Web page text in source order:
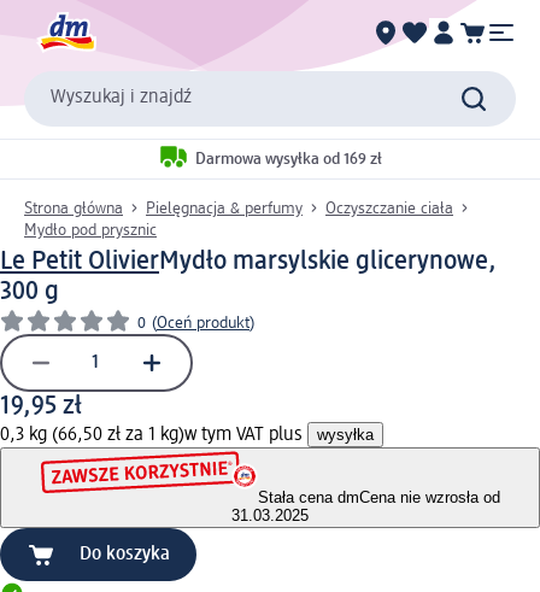
Wyszukaj i znajdź
Darmowa wysyłka od 169 zł
Strona główna Pielęgnacja & perfumy
Oczyszczanie ciała
Mydło pod prysznic
Le Petit OlivierMydło marsylskie glicerynowe,
300 g
0 (Oceń produkt)
19,95 zł
0,3 kg (66,50 zł za 1 kg)w tym VAT plus wysyłka
Stała cena dmCena nie wzrosła od
31.03.2025
Do koszyka